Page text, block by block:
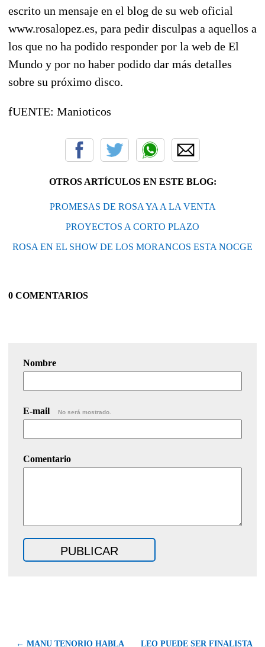
escrito un mensaje en el blog de su web oficial
www.rosalopez.es, para pedir disculpas a aquellos a
los que no ha podido responder por la web de El
Mundo y por no haber podido dar más detalles
sobre su próximo disco.
fUENTE: Manioticos
OTROS ARTÍCULOS EN ESTE BLOG:
PROMESAS DE ROSA YA A LA VENTA
PROYECTOS A CORTO PLAZO
ROSA EN EL SHOW DE LOS MORANCOS ESTA NOCGE
0 COMENTARIOS
Nombre
E-mail No será mostrado.
Comentario
← MANU TENORIO HABLA LEO PUEDE SER FINALISTA